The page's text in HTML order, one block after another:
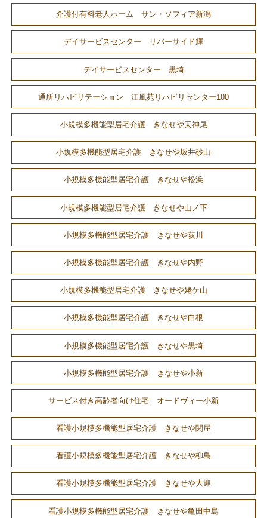
介護付有料老人ホーム サン・ソフィア新潟
デイサービスセンター リバーサイド輝
デイサービスセンター 黒埼
通所リハビリテーション 江風苑リハビリセンター100
小規模多機能型居宅介護 きなせや天神尾
小規模多機能型居宅介護 きなせや坂井砂山
小規模多機能型居宅介護 きなせや松浜
小規模多機能型居宅介護 きなせや山ノ下
小規模多機能型居宅介護 きなせや荻川
小規模多機能型居宅介護 きなせや内野
小規模多機能型居宅介護 きなせや姥ケ山
小規模多機能型居宅介護 きなせや白根
小規模多機能型居宅介護 きなせや黒埼
小規模多機能型居宅介護 きなせや小新
サービス付き高齢者向け住宅 オードヴィー小新
看護小規模多機能型居宅介護 きなせや関屋
看護小規模多機能型居宅介護 きなせや柳島
看護小規模多機能型居宅介護 きなせや大迎
看護小規模多機能型居宅介護 きなせや亀田中島